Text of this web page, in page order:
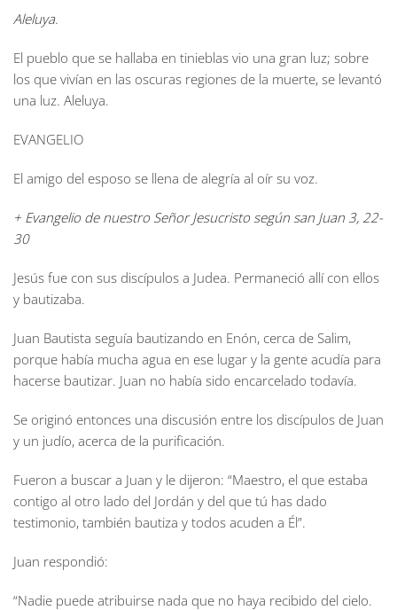
Aleluya.
El pueblo que se hallaba en tinieblas vio una gran luz; sobre
los que vivían en las oscuras regiones de la muerte, se levantó
una luz. Aleluya.
EVANGELIO
El amigo del esposo se llena de alegría al oír su voz.
+ Evangelio de nuestro Señor Jesucristo según san Juan 3, 22-
30
Jesús fue con sus discípulos a Judea. Permaneció allí con ellos
y bautizaba.
Juan Bautista seguía bautizando en Enón, cerca de Salim,
porque había mucha agua en ese lugar y la gente acudía para
hacerse bautizar. Juan no había sido encarcelado todavía.
Se originó entonces una discusión entre los discípulos de Juan
y un judío, acerca de la purificación.
Fueron a buscar a Juan y le dijeron: “Maestro, el que estaba
contigo al otro lado del Jordán y del que tú has dado
testimonio, también bautiza y todos acuden a Él”.
Juan respondió:
“Nadie puede atribuirse nada que no haya recibido del cielo.